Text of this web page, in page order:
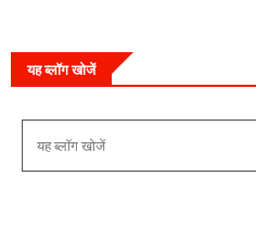
यह ब्लॉग खोजें